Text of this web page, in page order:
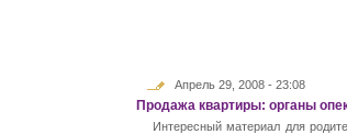
Апрель 29, 2008 - 23:08
Продажа квартиры: органы
Интересный материал для